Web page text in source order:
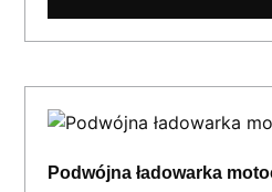
Podwójna ładowarka